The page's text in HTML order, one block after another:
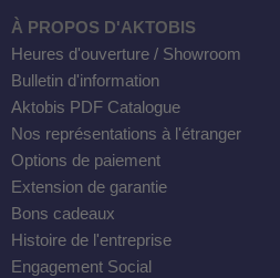
À PROPOS D'AKTOBIS
Heures d'ouverture / Showroom
Bulletin d'information
Aktobis PDF Catalogue
Nos représentations à l'étranger
Options de paiement
Extension de garantie
Bons cadeaux
Histoire de l'entreprise
Engagement Social